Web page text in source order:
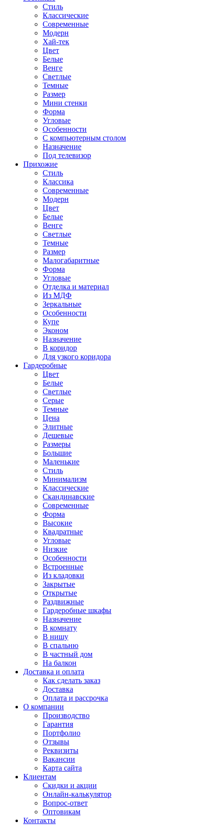
Стиль
Классические
Современные
Модерн
Хай-тек
Цвет
Белые
Венге
Светлые
Темные
Размер
Мини стенки
Форма
Угловые
Особенности
С компьютерным столом
Назначение
Под телевизор
Прихожие
Стиль
Классика
Современные
Модерн
Цвет
Белые
Венге
Светлые
Темные
Размер
Малогабаритные
Форма
Угловые
Отделка и материал
Из МДФ
Зеркальные
Особенности
Купе
Эконом
Назначение
В коридор
Для узкого коридора
Гардеробные
Цвет
Белые
Светлые
Серые
Темные
Цена
Элитные
Дешевые
Размеры
Большие
Маленькие
Стиль
Минимализм
Классические
Скандинавские
Современные
Форма
Высокие
Квадратные
Угловые
Низкие
Особенности
Встроенные
Из кладовки
Закрытые
Открытые
Раздвижные
Гардеробные шкафы
Назначение
В комнату
В нишу
В спальню
В частный дом
На балкон
Доставка и оплата
Как сделать заказ
Доставка
Оплата и рассрочка
О компании
Производство
Гарантия
Портфолио
Отзывы
Реквизиты
Вакансии
Карта сайта
Клиентам
Скидки и акции
Онлайн-калькулятор
Вопрос-ответ
Оптовикам
Контакты